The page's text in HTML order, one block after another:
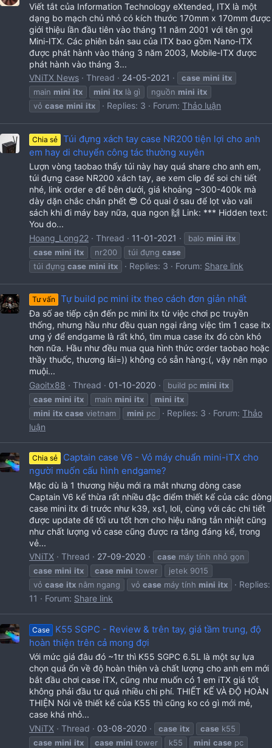
Viết tắt của Information Technology eXtended, ITX là một
dạng bo mạch chủ nhỏ có kích thước 170mm x 170mm được
giới thiệu lần đầu tiên vào tháng 11 năm 2001 với tên gọi
Mini-ITX. Các phiên bản sau của ITX bao gồm Nano-ITX
được phát hành vào tháng 3 năm 2003, Mobile-ITX được
phát hành vào tháng 3...
VNiTX News
Thread 24-05-2021 case mini itx
main mini itx mini itx là gì nguồn mini itx
vỏ case mini itx Replies: 3 Forum: Thảo luận
Chia sẻ
Túi đựng xách tay case NR200 tiện lợi cho anh
em hay di chuyển công tác thường xuyên
Lượn vòng taobao thấy túi này hay quá share cho anh em,
túi đựng case NR200 xách tay, ae xem clip để soi chi tiết
nhé, link order e để bên dưới, giá khoảng ~300-400k mà
dày dặn chắc chắn phết 😎 Có quai ở sau để lọt vào vali
sách khi đi máy bay nữa, qua ngon 🙌 Link: *** Hidden text:
You do...
Hoang_Long22
Thread 11-01-2021 balo mini itx
case mini itx nr200 túi đựng case
túi đựng case mini itx Replies: 3 Forum: Share link
Tư vấn Tự build pc mini itx theo cách đơn giản nhất
Đa số ae tiếp cận đến pc mini itx từ việc chơi pc truyền
thống, nhưng hầu như đều quan ngại rằng việc tìm 1 case itx
ưng ý để endgame là rất khó, tìm mua case itx đó còn khó
hơn nữa. Hầu như đều mua qua hình thức order taobao hoặc
thầy thuốc, thương lái=)) không có sẵn hàng:(, vậy nên mạo
muội...
Gaoitx88
Thread 01-10-2020 build pc mini itx
case mini itx main mini itx mini itx
mini itx case vietnam mini pc Replies: 3 Forum: Thảo
luận
Chia sẻ
Captain case V6 - Vỏ máy chuẩn mini-iTX cho
người muốn cấu hình endgame?
Mặc dù là 1 thương hiệu mới ra mắt nhưng dòng case
Captain V6 kế thừa rất nhiều đặc điểm thiết kế của các dòng
case mini itx đi trước như k39, xs1, loli, cùng với các chi tiết
được update để tối ưu tốt hơn cho hiệu năng tản nhiệt cũng
như chất lượng vỏ case cũng được ra tăng đáng kể, trong
vẻ...
VNiTX
Thread 27-09-2020 case máy tính nhỏ gọn
case mini itx case mini tower
jetek 9015
vỏ case itx nằm ngang vỏ case máy tính mini itx
Replies:
11
Forum: Share link
Case
K55 SGPC - Review & trên tay, giá tầm trung, độ
hoàn thiện trên cả mong đợi
Với mức giá đâu đó ~1tr thì K55 SGPC 6.5L là một sự lựa
chọn quá ổn về độ hoàn thiện và chất lượng cho anh em mới
bắt đầu chơi case iTX, cũng như muốn có 1 em iTX giá tốt
không phải đầu tư quá nhiều chi phí. THIẾT KẾ VÀ ĐỘ HOÀN
THIỆN Nói về thiết kế của K55 thì cũng ko có gì mới mẻ,
case khá nhỏ...
VNiTX
Thread 03-08-2020 case itx case k55
case mini itx case mini tower k55 mini case pc